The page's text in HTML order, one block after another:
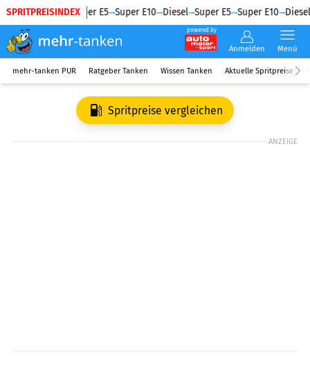
SPRITPREISINDEX
Diesel Super E5 Super E10 Diesel Super E5 Super E10 Diesel
powered by
Anmelden Menü
mehr-tanken PUR Ratgeber Tanken Wissen Tanken Aktuelle Spritpreise
Spritpreise vergleichen
ANZEIGE